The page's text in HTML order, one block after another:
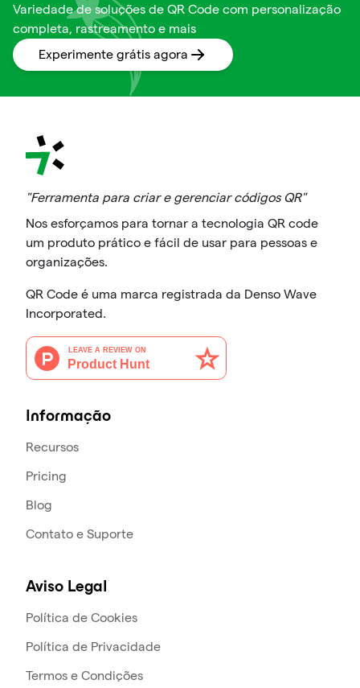
Variedade de soluções de QR Code com personalização
completa, rastreamento e mais
Experimente grátis agora
"Ferramenta para criar e gerenciar códigos QR"
Nos esforçamos para tornar a tecnologia QR code
um produto prático e fácil de usar para pessoas e
organizações.
QR Code é uma marca registrada da Denso Wave
Incorporated.
Informação
Recursos
Pricing
Blog
Contato e Suporte
Aviso Legal
Política de Cookies
Política de Privacidade
Termos e Condições